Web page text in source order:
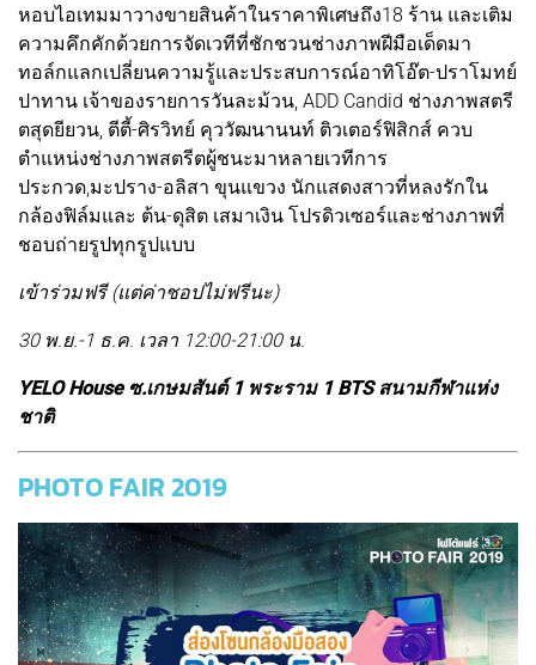
หอบไอเทมมาวางขายสินค้าในราคาพิเศษถึง18 ร้าน และเติม
ความคึกคักด้วยการจัดเวทีที่ชักชวนช่างภาพฝีมือเด็ดมา
ทอล์กแลกเปลี่ยนความรู้และประสบการณ์อาทิโอ๊ต-ปราโมทย์
ปาทาน เจ้าของรายการวันละม้วน, ADD Candid ช่างภาพสตรี
ตสุดยียวน, ตีตี้-ศิรวิทย์ คุววัฒนานนท์ ติวเตอร์ฟิสิกส์ ควบ
ตำแหน่งช่างภาพสตรีตผู้ชนะมาหลายเวทีการ
ประกวด,มะปราง-อลิสา ขุนแขวง นักแสดงสาวที่หลงรักใน
กล้องฟิล์มและ ต้น-ดุสิต เสมาเงิน โปรดิวเซอร์และช่างภาพที่
ชอบถ่ายรูปทุกรูปแบบ
เข้าร่วมฟรี (แต่ค่าชอปไม่ฟรีนะ)
30 พ.ย.-1 ธ.ค. เวลา 12:00-21:00 น.
YELO House ซ.เกษมสันต์ 1 พระราม 1 BTS สนามกีฬาแห่ง
ชาติ
PHOTO FAIR 2019